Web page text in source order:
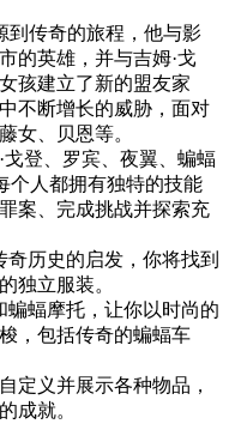
到传奇的旅程，他与影
的英雄，并与吉姆·戈
孩建立了新的盟友家
不断增长的威胁，面对
女、贝恩等。
戈登、罗宾、夜翼、蝙蝠
个人都拥有独特的技能
案、完成挑战并探索充
奇历史的启发，你将找到
独立服装。
蝙蝠摩托，让你以时尚的
，包括传奇的蝙蝠车
自定义并展示各种物品，
成就。